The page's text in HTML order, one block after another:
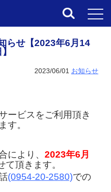
らせ【2023年6月14
2023/06/01 お知らせ
ービスをご利用頂き
す。
により、2023年6月
て頂きます。
(0954-20-2580)での